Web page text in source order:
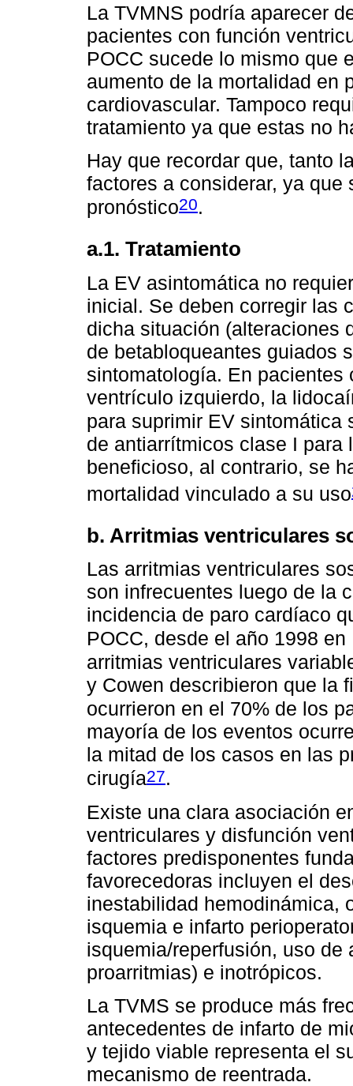
La TVMNS podría aparecer
pacientes con función
POCC sucede lo mismo que
aumento de la mortalidad en
cardiovascular. Tampoco
tratamiento ya que estas no
Hay que recordar que, tanto
factores a considerar, ya que
pronóstico20.
a.1. Tratamiento
La EV asintomática no
inicial. Se deben corregir las
dicha situación (alteraciones
de betabloqueantes guiados
sintomatología. En
ventrículo izquierdo, la
para suprimir EV sintomática
de antiarrítmicos clase I para
beneficioso, al contrario, se
mortalidad vinculado a su uso
b. Arritmias ventriculares
Las arritmias ventriculares
son infrecuentes luego de la
incidencia de paro cardíaco
POCC, desde el año 1998 en
arritmias ventriculares
y Cowen describieron que la
ocurrieron en el 70% de los
mayoría de los eventos
la mitad de los casos en las
cirugía27.
Existe una clara asociación
ventriculares y disfunción
factores predisponentes
favorecedoras incluyen el
inestabilidad hemodinámica,
isquemia e infarto
isquemia/reperfusión, uso
proarritmias) e inotrópicos.
La TVMS se produce más
antecedentes de infarto de
y tejido viable representa el
mecanismo de reentrada.